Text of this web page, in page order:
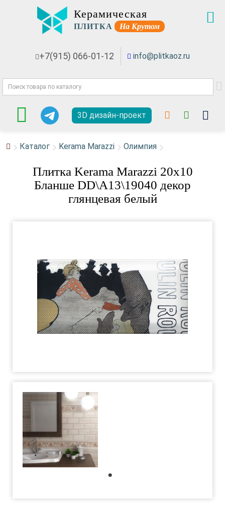
Керамическая
ПЛИТКА На Крутом
+7(915) 066-01-12 info@plitkaoz.ru
3D дизайн-проект
Каталог Kerama Marazzi Олимпия
Плитка Kerama Marazzi 20x10
Бланше DD\A13\19040 декор
глянцевая белый